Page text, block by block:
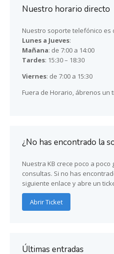
Nuestro horario directo
Nuestro soporte telefónico es
Lunes a Jueves:
Mañana: de 7:00 a 14:00
Tardes: 15:30 – 18:30
Viernes: de 7:00 a 15:30
Fuera de Horario, ábrenos un
¿No has encontrado la
Nuestra KB crece poco a
consultas. Si no has
siguiente enlace y abre un
Abrir Ticket
Últimas entradas